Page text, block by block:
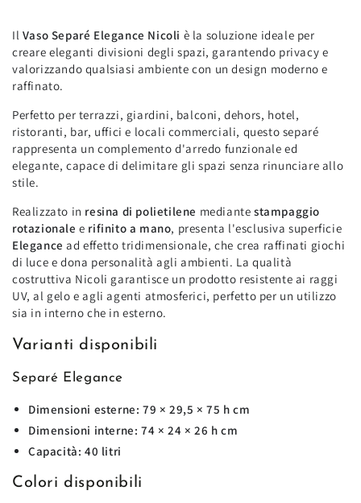
Il Vaso Separé Elegance Nicoli è la soluzione ideale per
creare eleganti divisioni degli spazi, garantendo privacy e
valorizzando qualsiasi ambiente con un design moderno e
raffinato.
Perfetto per terrazzi, giardini, balconi, dehors, hotel,
ristoranti, bar, uffici e locali commerciali, questo separé
rappresenta un complemento d'arredo funzionale ed
elegante, capace di delimitare gli spazi senza rinunciare allo
stile.
Realizzato in resina di polietilene mediantestampaggio
rotazionale e rifinito a mano, presenta l'esclusiva superficie
Elegance ad effetto tridimensionale, che crea raffinati giochi
di luce e dona personalità agli ambienti. La qualità
costruttiva Nicoli garantisce un prodotto resistente ai raggi
UV, al gelo e agli agenti atmosferici, perfetto per un utilizzo
sia in interno che in esterno.
Varianti disponibili
Separé Elegance
Dimensioni esterne: 79 × 29,5 × 75 h cm
Dimensioni interne: 74 × 24 × 26 h cm
Capacità: 40 litri
Colori disponibili